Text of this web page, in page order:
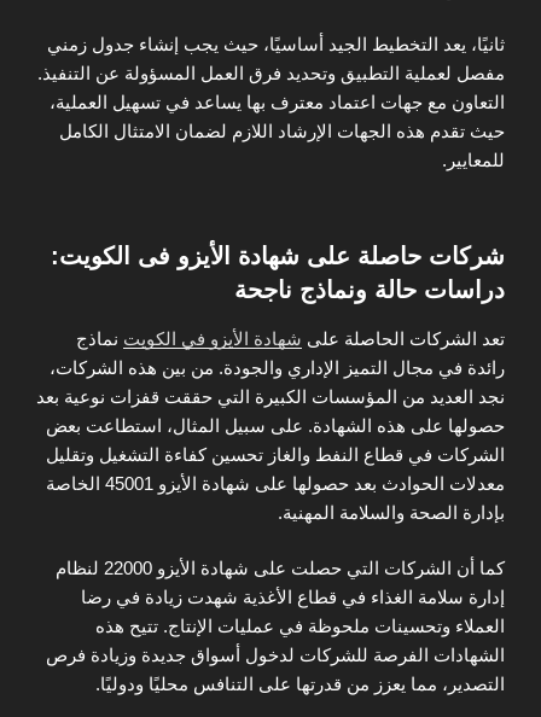
ثانيًا، يعد التخطيط الجيد أساسيًا، حيث يجب إنشاء جدول زمني
مفصل لعملية التطبيق وتحديد فرق العمل المسؤولة عن التنفيذ.
التعاون مع جهات اعتماد معترف بها يساعد في تسهيل العملية،
حيث تقدم هذه الجهات الإرشاد اللازم لضمان الامتثال الكامل
للمعايير.
شركات حاصلة على شهادة الأيزو فى الكويت:
دراسات حالة ونماذج ناجحة
تعد الشركات الحاصلة على شهادة الأيزو في الكويت نماذج
رائدة في مجال التميز الإداري والجودة. من بين هذه الشركات،
نجد العديد من المؤسسات الكبيرة التي حققت قفزات نوعية بعد
حصولها على هذه الشهادة. على سبيل المثال، استطاعت بعض
الشركات في قطاع النفط والغاز تحسين كفاءة التشغيل وتقليل
معدلات الحوادث بعد حصولها على شهادة الأيزو 45001 الخاصة
بإدارة الصحة والسلامة المهنية.
كما أن الشركات التي حصلت على شهادة الأيزو 22000 لنظام
إدارة سلامة الغذاء في قطاع الأغذية شهدت زيادة في رضا
العملاء وتحسينات ملحوظة في عمليات الإنتاج. تتيح هذه
الشهادات الفرصة للشركات لدخول أسواق جديدة وزيادة فرص
التصدير، مما يعزز من قدرتها على التنافس محليًا ودوليًا.